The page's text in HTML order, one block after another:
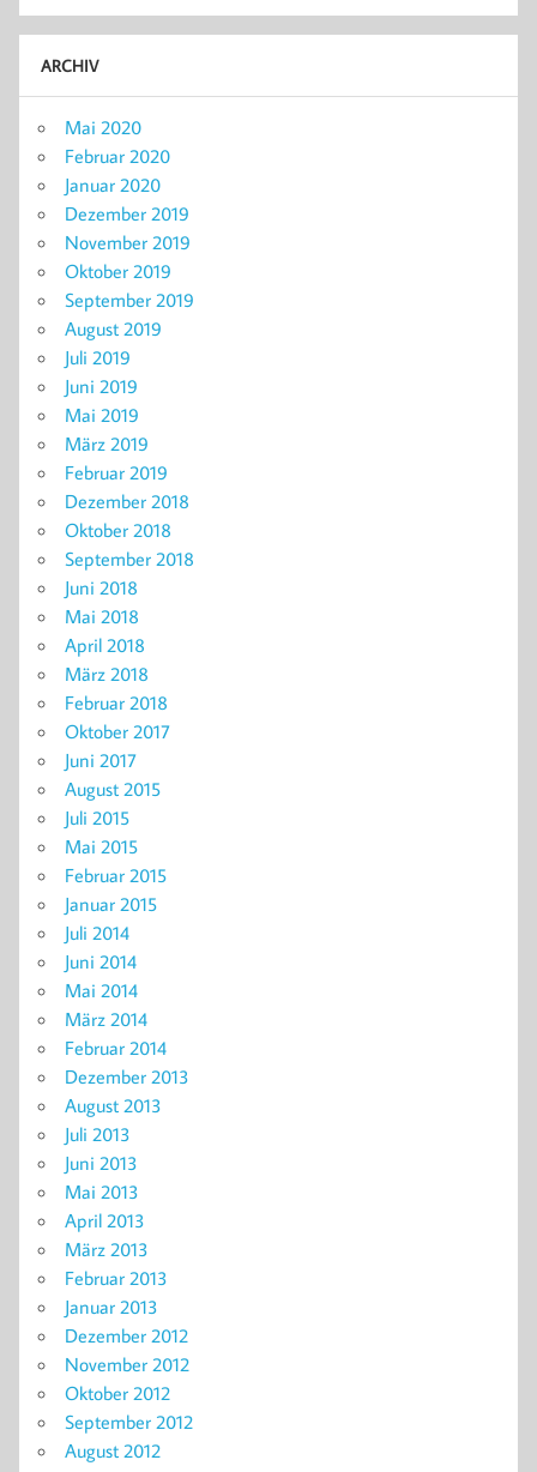
ARCHIV
Mai 2020
Februar 2020
Januar 2020
Dezember 2019
November 2019
Oktober 2019
September 2019
August 2019
Juli 2019
Juni 2019
Mai 2019
März 2019
Februar 2019
Dezember 2018
Oktober 2018
September 2018
Juni 2018
Mai 2018
April 2018
März 2018
Februar 2018
Oktober 2017
Juni 2017
August 2015
Juli 2015
Mai 2015
Februar 2015
Januar 2015
Juli 2014
Juni 2014
Mai 2014
März 2014
Februar 2014
Dezember 2013
August 2013
Juli 2013
Juni 2013
Mai 2013
April 2013
März 2013
Februar 2013
Januar 2013
Dezember 2012
November 2012
Oktober 2012
September 2012
August 2012